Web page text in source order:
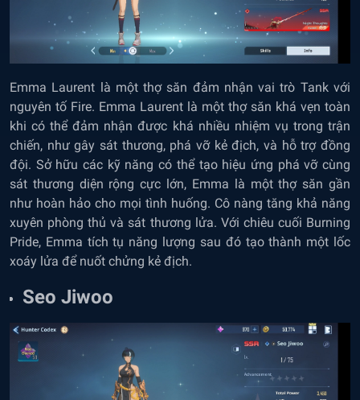
Emma Laurent là một thợ săn đảm nhận vai trò Tank với
nguyên tố Fire. Emma Laurent là một thợ săn khá vẹn toàn
khi có thể đảm nhận được khá nhiều nhiệm vụ trong trận
chiến, như gây sát thương, phá vỡ kẻ địch, và hỗ trợ đồng
đội. Sở hữu các kỹ năng có thể tạo hiệu ứng phá vỡ cùng
sát thương diện rộng cực lớn, Emma là một thợ săn gần
như hoàn hảo cho mọi tình huống. Cô nàng tăng khả năng
xuyên phòng thủ và sát thương lửa. Với chiêu cuối Burning
Pride, Emma tích tụ năng lượng sau đó tạo thành một lốc
xoáy lửa để nuốt chửng kẻ địch.
Seo Jiwoo